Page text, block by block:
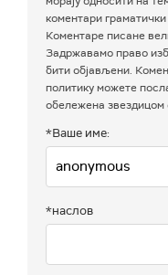
коментари
Коментаре писане
Задржавамо право
бити објављени.
политику можете
обележена звездицом
*Ваше име:
*наслов